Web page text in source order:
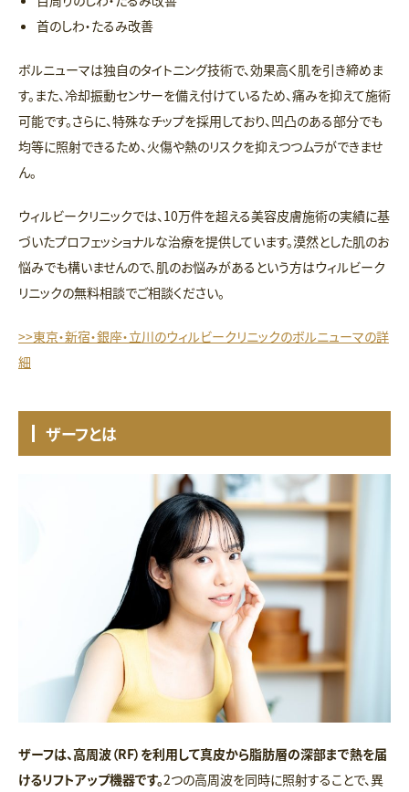
首のしわ・たるみ改善
ボルニューマは独自のタイトニング技術で、効果高く肌を引き締めま
す。また、冷却振動センサーを備え付けているため、痛みを抑えて施術
可能です。さらに、特殊なチップを採用しており、凹凸のある部分でも
均等に照射できるため、火傷や熱のリスクを抑えつつムラができませ
ん。
ウィルビークリニックでは、10万件を超える美容皮膚施術の実績に基
づいたプロフェッショナルな治療を提供しています。漠然とした肌のお
悩みでも構いませんので、肌のお悩みがあるという方はウィルビーク
リニックの無料相談でご相談ください。
>>東京・新宿・銀座・立川のウィルビークリニックのボルニューマの詳
細
ザーフとは
ザーフは、高周波（RF）を利用して真皮から脂肪層の深部まで熱を届
けるリフトアップ機器です。2つの高周波を同時に照射することで、異